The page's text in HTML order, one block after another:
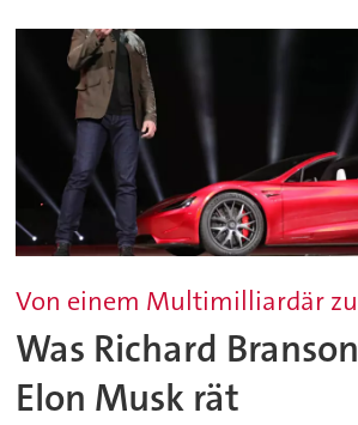
Von einem Multimilliardär
Was Richard
Elon Musk rät